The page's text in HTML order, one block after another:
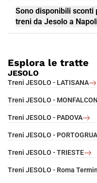
Sono disponibili sconti
treni da Jesolo a
Esplora le tratte
JESOLO
Treni JESOLO - LATISANA
Treni JESOLO -
Treni JESOLO - PADOVA
Treni JESOLO -
Treni JESOLO - TRIESTE
Treni JESOLO - Roma